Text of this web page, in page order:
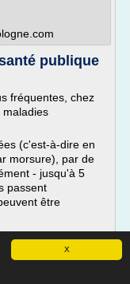
X
publique
fréquentes, chez
maladies
(c'est-à-dire en
morsure), par de
- jusqu'à 5
passent
être